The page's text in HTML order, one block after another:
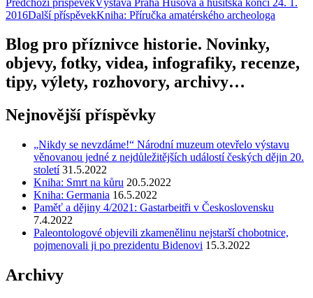
2016Další příspěvekKniha: Příručka amatérského archeologa
Blog pro příznivce historie. Novinky,
objevy, fotky, videa, infografiky, recenze,
tipy, výlety, rozhovory, archivy…
Nejnovější příspěvky
„Nikdy se nevzdáme!“ Národní muzeum otevřelo výstavu
věnovanou jedné z nejdůležitějších událostí českých dějin 20.
století 31.5.2022
Kniha: Smrt na kůru 20.5.2022
Kniha: Germania 16.5.2022
Paměť a dějiny 4/2021: Gastarbeitři v Československu
7.4.2022
Paleontologové objevili zkamenělinu nejstarší chobotnice,
pojmenovali ji po prezidentu Bidenovi 15.3.2022
Archivy